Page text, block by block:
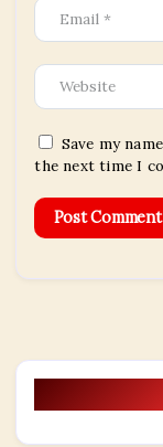
Save my
the next time I